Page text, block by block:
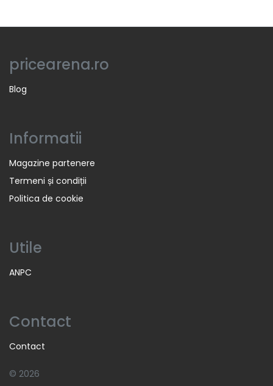
pricearena.ro
Blog
Informatii
Magazine partenere
Termeni și condiții
Politica de cookie
Utile
ANPC
Contact
Contact
© 2026